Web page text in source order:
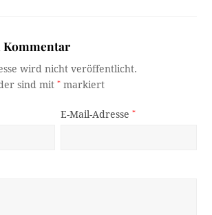
Kommentar
wird nicht veröffentlicht.
sind mit* markiert
E-Mail-Adresse*